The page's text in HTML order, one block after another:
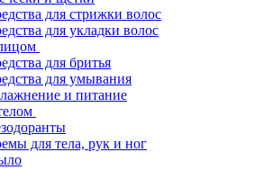
для стрижки волос
для укладки волос
для бритья
для умывания
и питание
для тела, рук и ног